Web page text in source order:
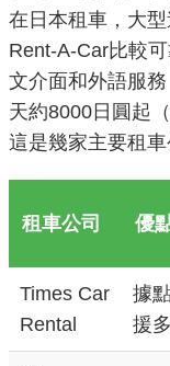
在日本租車，大
Rent-A-Car比較
文介面和外語服
天約8000日圓起
這是幾家主要租車
租車公司 優
Times Car
Rental
據
援